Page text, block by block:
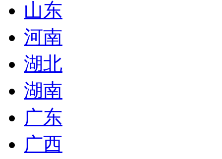
山东
河南
湖北
湖南
广东
广西